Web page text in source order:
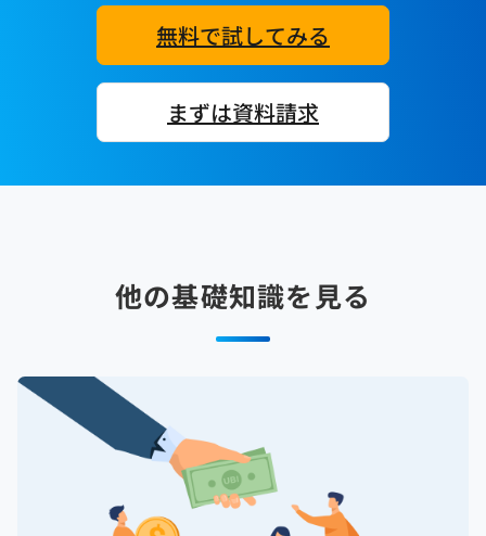
無料で試してみる
まずは資料請求
他の基礎知識を見る